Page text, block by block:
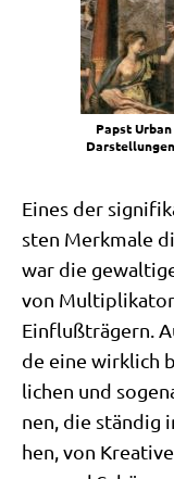
Papst
Eines der
sten Merk­ma­le
war die
von
Ein­fluß­trä­gern.
de eine wirk­lich
li­chen und
nen, die
hen, von